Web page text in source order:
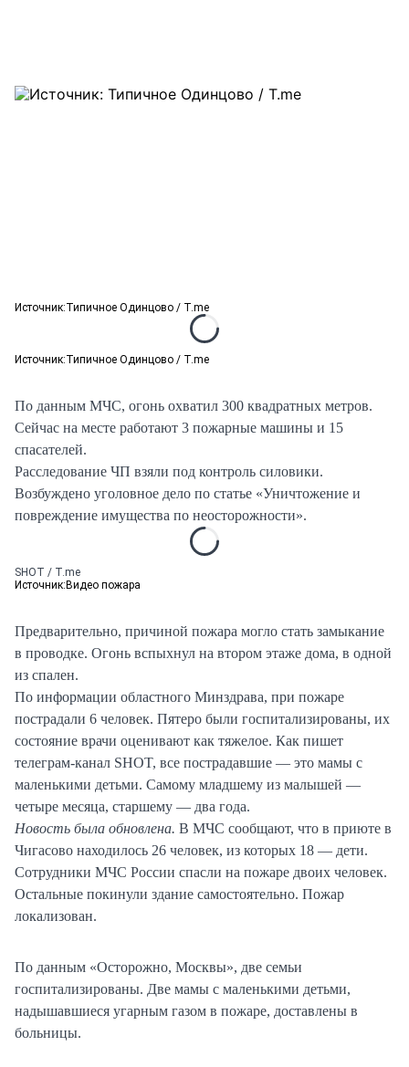
Источник:Типичное Одинцово / T.me
Источник:Типичное Одинцово / T.me
По данным МЧС, огонь охватил 300 квадратных метров.
Сейчас на месте работают 3 пожарные машины и 15
спасателей.
Расследование ЧП взяли под контроль силовики.
Возбуждено уголовное дело по статье «Уничтожение и
повреждение имущества по неосторожности».
SHOT / T.me
Источник: Видео пожара
Предварительно, причиной пожара могло стать замыкание
в проводке. Огонь вспыхнул на втором этаже дома, в одной
из спален.
По информации областного Минздрава, при пожаре
пострадали 6 человек. Пятеро были госпитализированы, их
состояние врачи оценивают как тяжелое. Как пишет
телеграм-канал SHOT, все пострадавшие — это мамы с
маленькими детьми. Самому младшему из малышей —
четыре месяца, старшему — два года.
Новость была обновлена. В МЧС сообщают, что в приюте в
Чигасово находилось 26 человек, из которых 18 — дети.
Сотрудники МЧС России спасли на пожаре двоих человек.
Остальные покинули здание самостоятельно. Пожар
локализован.
По данным «Осторожно, Москвы», две семьи
госпитализированы. Две мамы с маленькими детьми,
надышавшиеся угарным газом в пожаре, доставлены в
больницы.